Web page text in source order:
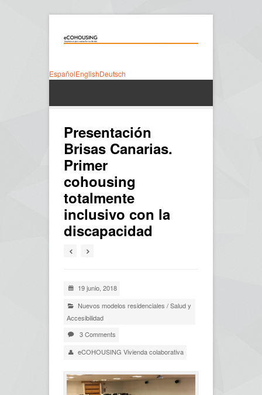
EspañolEnglishDeutsch
Presentación
Brisas Canarias.
Primer
cohousing
totalmente
inclusivo con la
discapacidad
19 junio, 2018
Nuevos modelos residenciales /Salud y
Accesibilidad
3 Comments
eCOHOUSING Vivienda colaborativa